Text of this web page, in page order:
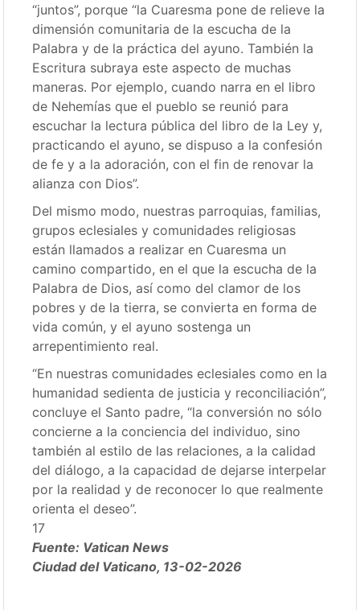
“juntos”, porque “la Cuaresma pone de relieve la
dimensión comunitaria de la escucha de la
Palabra y de la práctica del ayuno. También la
Escritura subraya este aspecto de muchas
maneras. Por ejemplo, cuando narra en el libro
de Nehemías que el pueblo se reunió para
escuchar la lectura pública del libro de la Ley y,
practicando el ayuno, se dispuso a la confesión
de fe y a la adoración, con el fin de renovar la
alianza con Dios”.
Del mismo modo, nuestras parroquias, familias,
grupos eclesiales y comunidades religiosas
están llamados a realizar en Cuaresma un
camino compartido, en el que la escucha de la
Palabra de Dios, así como del clamor de los
pobres y de la tierra, se convierta en forma de
vida común, y el ayuno sostenga un
arrepentimiento real.
“En nuestras comunidades eclesiales como en la
humanidad sedienta de justicia y reconciliación”,
concluye el Santo padre, “la conversión no sólo
concierne a la conciencia del individuo, sino
también al estilo de las relaciones, a la calidad
del diálogo, a la capacidad de dejarse interpelar
por la realidad y de reconocer lo que realmente
orienta el deseo”.
17
Fuente: Vatican News
Ciudad del Vaticano, 13-02-2026